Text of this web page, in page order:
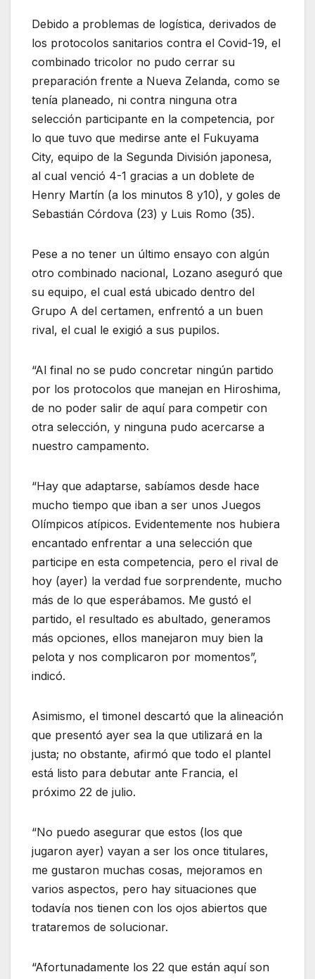
Debido a problemas de logística, derivados de
los protocolos sanitarios contra el Covid-19, el
combinado tricolor no pudo cerrar su
preparación frente a Nueva Zelanda, como se
tenía planeado, ni contra ninguna otra
selección participante en la competencia, por
lo que tuvo que medirse ante el Fukuyama
City, equipo de la Segunda División japonesa,
al cual venció 4-1 gracias a un doblete de
Henry Martín (a los minutos 8 y10), y goles de
Sebastián Córdova (23) y Luis Romo (35).
Pese a no tener un último ensayo con algún
otro combinado nacional, Lozano aseguró que
su equipo, el cual está ubicado dentro del
Grupo A del certamen, enfrentó a un buen
rival, el cual le exigió a sus pupilos.
“Al final no se pudo concretar ningún partido
por los protocolos que manejan en Hiroshima,
de no poder salir de aquí para competir con
otra selección, y ninguna pudo acercarse a
nuestro campamento.
“Hay que adaptarse, sabíamos desde hace
mucho tiempo que iban a ser unos Juegos
Olímpicos atípicos. Evidentemente nos hubiera
encantado enfrentar a una selección que
participe en esta competencia, pero el rival de
hoy (ayer) la verdad fue sorprendente, mucho
más de lo que esperábamos. Me gustó el
partido, el resultado es abultado, generamos
más opciones, ellos manejaron muy bien la
pelota y nos complicaron por momentos”,
indicó.
Asimismo, el timonel descartó que la alineación
que presentó ayer sea la que utilizará en la
justa; no obstante, afirmó que todo el plantel
está listo para debutar ante Francia, el
próximo 22 de julio.
“No puedo asegurar que estos (los que
jugaron ayer) vayan a ser los once titulares,
me gustaron muchas cosas, mejoramos en
varios aspectos, pero hay situaciones que
todavía nos tienen con los ojos abiertos que
trataremos de solucionar.
“Afortunadamente los 22 que están aquí son